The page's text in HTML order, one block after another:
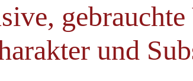
und